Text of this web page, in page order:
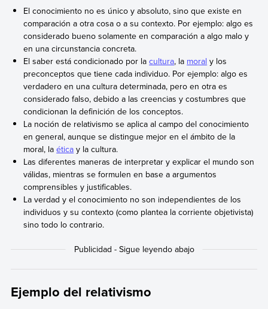
El conocimiento no es único y absoluto, sino que existe en
comparación a otra cosa o a su contexto. Por ejemplo: algo es
considerado bueno solamente en comparación a algo malo y
en una circunstancia concreta.
El saber está condicionado por lacultura, la moral y los
preconceptos que tiene cada individuo. Por ejemplo: algo es
verdadero en una cultura determinada, pero en otra es
considerado falso, debido a las creencias y costumbres que
condicionan la definición de los conceptos.
La noción de relativismo se aplica al campo del conocimiento
en general, aunque se distingue mejor en el ámbito de la
moral, laética y la cultura.
Las diferentes maneras de interpretar y explicar el mundo son
válidas, mientras se formulen en base a argumentos
comprensibles y justificables.
La verdad y el conocimiento no son independientes de los
individuos y su contexto (como plantea la corriente objetivista)
sino todo lo contrario.
Ejemplo del relativismo